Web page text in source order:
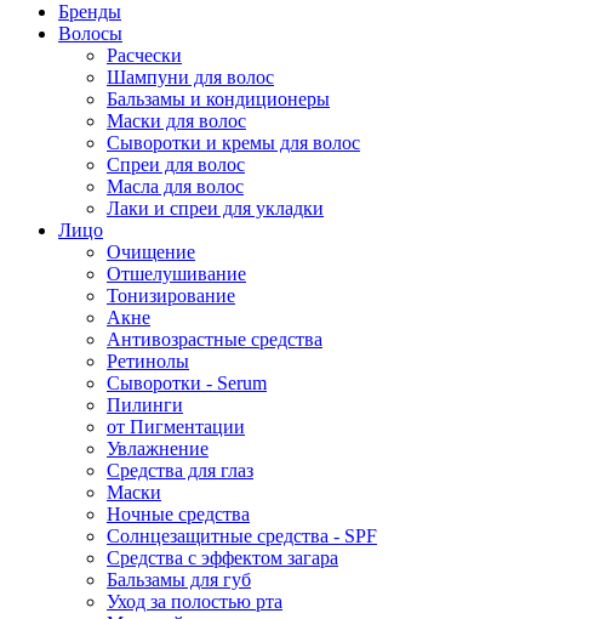
Бренды
Волосы
Расчески
Шампуни для волос
Бальзамы и кондиционеры
Маски для волос
Сыворотки и кремы для волос
Спреи для волос
Масла для волос
Лаки и спреи для укладки
Лицо
Очищение
Отшелушивание
Тонизирование
Акне
Антивозрастные средства
Ретинолы
Сыворотки - Serum
Пилинги
от Пигментации
Увлажнение
Средства для глаз
Маски
Ночные средства
Солнцезащитные средства - SPF
Средства c эффектом загара
Бальзамы для губ
Уход за полостью рта